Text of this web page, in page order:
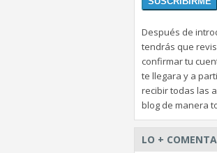
Después de
tendrás que
confirmar tu
te llegara y a
recibir todas las
blog de manera
LO +